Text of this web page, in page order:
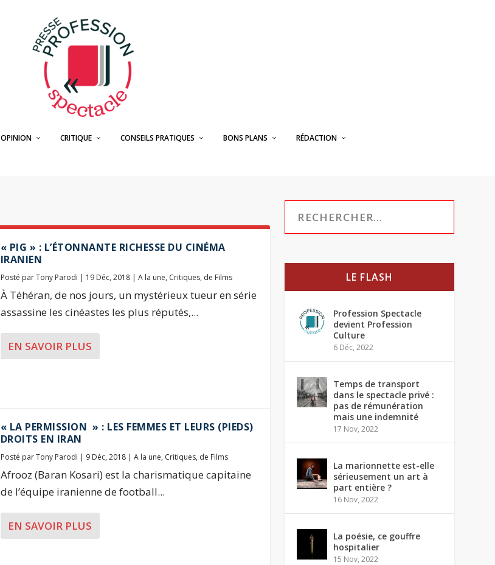
OPINION CRITIQUE CONSEILS PRATIQUES BONS PLANS RÉDACTION
« PIG » : L’ÉTONNANTE RICHESSE DU CINÉMA
IRANIEN
Posté parTony Parodi | 19 Déc, 2018| A la une, Critiques, de Films
À Téhéran, de nos jours, un mystérieux tueur en série
assassine les cinéastes les plus réputés,...
EN SAVOIR PLUS
« LA PERMISSION » : LES FEMMES ET LEURS (PIEDS)
DROITS EN IRAN
Posté parTony Parodi | 9 Déc, 2018| A la une, Critiques, de Films
Afrooz (Baran Kosari) est la charismatique capitaine
de l’équipe iranienne de football...
EN SAVOIR PLUS
LE FLASH
Profession Spectacle
devient Profession
Culture
6 Déc, 2022
Temps de transport
dans le spectacle privé :
pas de rémunération
mais une indemnité
17 Nov, 2022
La marionnette est-elle
sérieusement un art à
part entière ?
16 Nov, 2022
La poésie, ce gouffre
hospitalier
15 Nov, 2022